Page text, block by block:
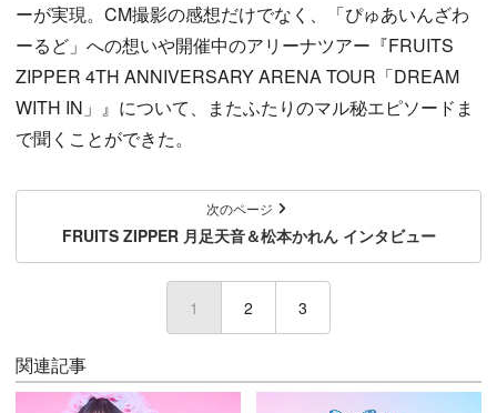
ーが実現。CM撮影の感想だけでなく、「ぴゅあいんざわ
ーるど」への想いや開催中のアリーナツアー『FRUITS
ZIPPER 4TH ANNIVERSARY ARENA TOUR「DREAM
WITH IN」』について、またふたりのマル秘エピソードま
で聞くことができた。
次のページ
FRUITS ZIPPER 月足天音＆松本かれん インタビュー
1 (current)
2 3
関連記事